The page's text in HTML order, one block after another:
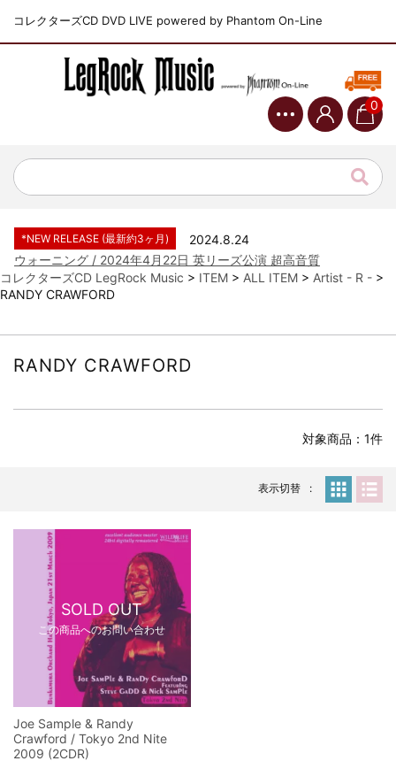
コレクターズCD DVD LIVE powered by Phantom On-Line
0
ジャーニー / 1979年5月8+9日 コロラド州 2公演 SBD 完全収録！
*NEW RELEASE (最新約3ヶ月)
2024.11.9
*NEW RELEASE (最新約3ヶ月)
2024.8.24
ウォーニング / 2024年4月22日 英リーズ公演 超高音質
IEM+Aud！
*NEW RELEASE (最新約3ヶ月)
収録！
*NEW RELEASE (最新約3ヶ月)
2024.6.24
スコーピオンズ / 2024年6月15日 リスボン公演 FHD 完全収録！
マネスキン / 2024年6月9日 ドイツ ROCK AM RING 公演 FHD 完
リアム・ギャラガー / 2024年6月1日 英国シェフィールド公演 完
全収録！
*NEW RELEASE (最新約3ヶ月)
メガデス / 2023年8月4日 ドイツ W.O.A. 公演 FHD 完全収録！
*NEW RELEASE (最新約3ヶ月)
ユーライア・ヒープ / 2023年8月3日 ドイツ W.O.A. 公演 FHD 完
全収録！
*NEW RELEASE (最新約3ヶ月)
ジャーニー / 1979年5月8+9日 コロラド州 2公演 SBD 完全収録！
*NEW RELEASE (最新約3ヶ月)
NGHFB / 2024年7月28日 フジロック’24公演 超高音質AI-SBD！
コレクターズCD LegRock Music > ITEM > ALL ITEM > Artist - R - >
RANDY CRAWFORD
RANDY CRAWFORD
対象商品：1件
表示切替
SOLD OUT
この商品へのお問い合わせ
Joe Sample & Randy
Crawford / Tokyo 2nd Nite
2009 (2CDR)